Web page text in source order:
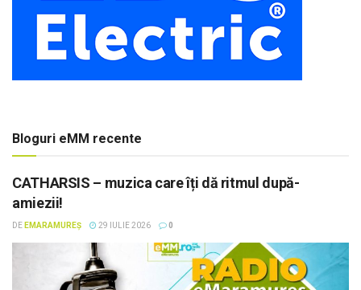
Bloguri eMM recente
CATHARSIS – muzica care îți dă ritmul după-
amiezii!
DE EMARAMUREȘ 29 IULIE 2026 0